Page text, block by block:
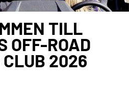
TILL
OFF-ROAD
CLUB 2026